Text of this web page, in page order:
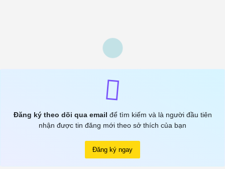
Đăng ký theo dõi qua email để tìm kiếm và là người đầu tiên
nhận được tin đăng mới theo sở thích của bạn
Đăng ký ngay